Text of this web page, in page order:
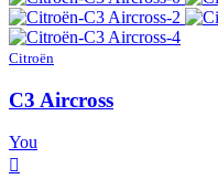
Citroën
C3 Aircross
You